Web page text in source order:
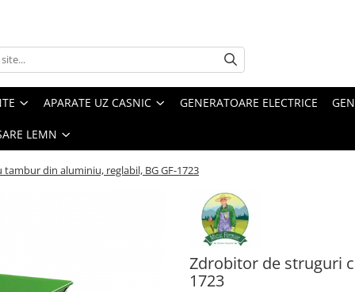
APARATE UZ CASNIC GENERATOARE ELECTRICE
LEMN
din aluminiu, reglabil, BG GF-1723
Zdrobitor de struguri
1723